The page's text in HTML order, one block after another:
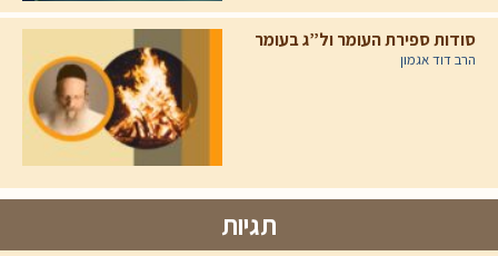
סודות ספירת העומר ול”ג בעומר
הרב דוד אגמון
תגיות